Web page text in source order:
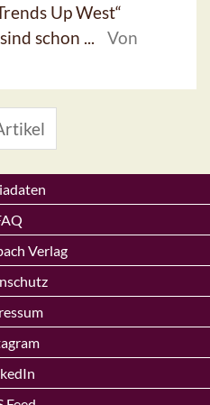
Up West“
schon ...
Von
Verlag